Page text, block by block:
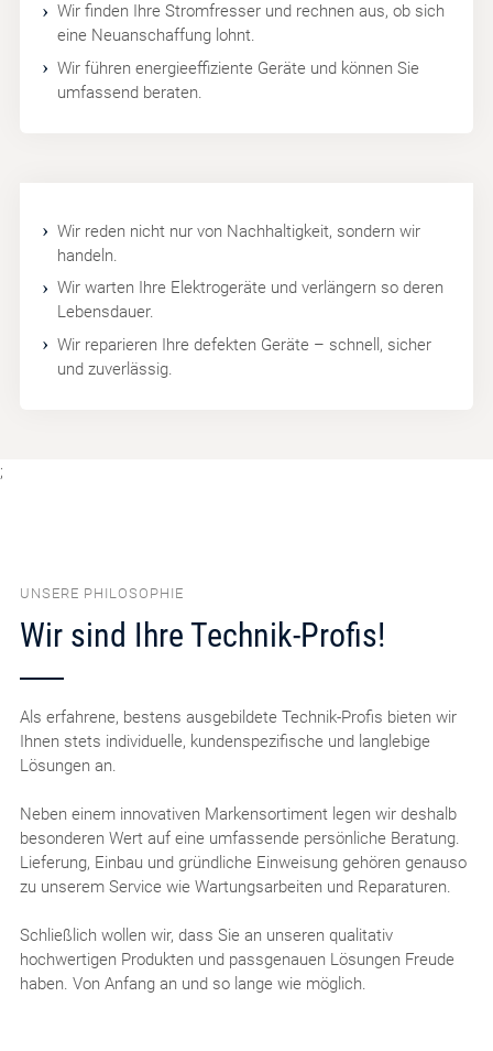
Wir finden Ihre Stromfresser und rechnen aus, ob sich
eine Neuanschaffung lohnt.
Wir führen energieeffiziente Geräte und können Sie
umfassend beraten.
Wir reden nicht nur von Nachhaltigkeit, sondern wir
handeln.
Wir warten Ihre Elektrogeräte und verlängern so deren
Lebensdauer.
Wir reparieren Ihre defekten Geräte – schnell, sicher
und zuverlässig.
;
UNSERE PHILOSOPHIE
Wir sind Ihre Technik-Profis!
Als erfahrene, bestens ausgebildete Technik-Profis bieten wir
Ihnen stets individuelle, kundenspezifische und langlebige
Lösungen an.
Neben einem innovativen Markensortiment legen wir deshalb
besonderen Wert auf eine umfassende persönliche Beratung.
Lieferung, Einbau und gründliche Einweisung gehören genauso
zu unserem Service wie Wartungsarbeiten und Reparaturen.
Schließlich wollen wir, dass Sie an unseren qualitativ
hochwertigen Produkten und passgenauen Lösungen Freude
haben. Von Anfang an und so lange wie möglich.